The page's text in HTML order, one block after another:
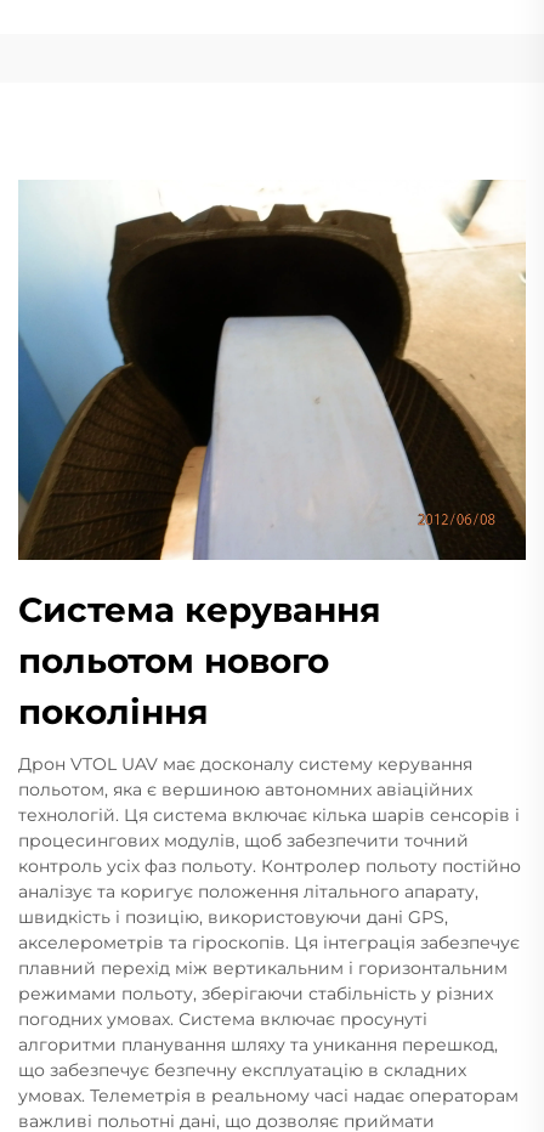
Система керування
польотом нового
покоління
Дрон VTOL UAV має досконалу систему керування
польотом, яка є вершиною автономних авіаційних
технологій. Ця система включає кілька шарів сенсорів і
процесингових модулів, щоб забезпечити точний
контроль усіх фаз польоту. Контролер польоту постійно
аналізує та коригує положення літального апарату,
швидкість і позицію, використовуючи дані GPS,
акселерометрів та гіроскопів. Ця інтеграція забезпечує
плавний перехід між вертикальним і горизонтальним
режимами польоту, зберігаючи стабільність у різних
погодних умовах. Система включає просунуті
алгоритми планування шляху та уникання перешкод,
що забезпечує безпечну експлуатацію в складних
умовах. Телеметрія в реальному часі надає операторам
важливі польотні дані, що дозволяє приймати